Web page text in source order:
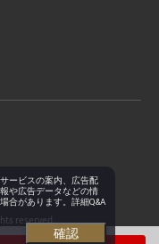
reserved.
ービスの案内、広告配
や広告データなどの情
合があります。詳細Q&A
確認